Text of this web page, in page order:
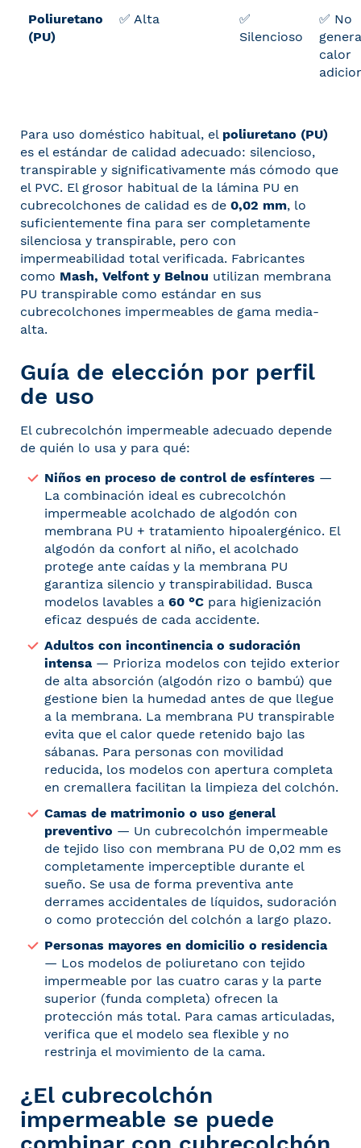
Poliuretano
(PU)
✅ Alta
✅
Silencioso
✅ No
genera
calor
Para uso doméstico habitual, el poliuretano (PU)
es el estándar de calidad adecuado: silencioso,
transpirable y significativamente más cómodo que
el PVC. El grosor habitual de la lámina PU en
cubrecolchones de calidad es de 0,02 mm, lo
suficientemente fina para ser completamente
silenciosa y transpirable, pero con
impermeabilidad total verificada. Fabricantes
como Mash, Velfont y Belnou utilizan membrana
PU transpirable como estándar en sus
cubrecolchones impermeables de gama media-
alta.
Guía de elección por perfil
de uso
El cubrecolchón impermeable adecuado depende
de quién lo usa y para qué:
Niños en proceso de control de esfínteres —
La combinación ideal es cubrecolchón
impermeable acolchado de algodón con
membrana PU + tratamiento hipoalergénico. El
algodón da confort al niño, el acolchado
protege ante caídas y la membrana PU
garantiza silencio y transpirabilidad. Busca
modelos lavables a 60 °C para higienización
eficaz después de cada accidente.
Adultos con incontinencia o sudoración
intensa— Prioriza modelos con tejido exterior
de alta absorción (algodón rizo o bambú) que
gestione bien la humedad antes de que llegue
a la membrana. La membrana PU transpirable
evita que el calor quede retenido bajo las
sábanas. Para personas con movilidad
reducida, los modelos con apertura completa
en cremallera facilitan la limpieza del colchón.
Camas de matrimonio o uso general
preventivo — Un cubrecolchón impermeable
de tejido liso con membrana PU de 0,02 mm es
completamente imperceptible durante el
sueño. Se usa de forma preventiva ante
derrames accidentales de líquidos, sudoración
o como protección del colchón a largo plazo.
Personas mayores en domicilio o residencia
— Los modelos de poliuretano con tejido
impermeable por las cuatro caras y la parte
superior (funda completa) ofrecen la
protección más total. Para camas articuladas,
verifica que el modelo sea flexible y no
restrinja el movimiento de la cama.
¿El cubrecolchón
impermeable se puede